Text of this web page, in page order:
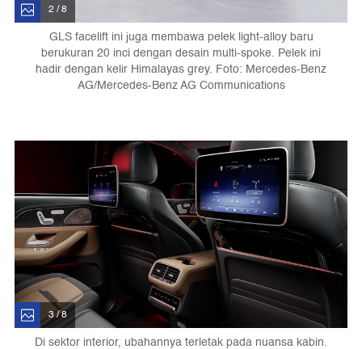
2 / 8
GLS facelift ini juga membawa pelek light-alloy baru
berukuran 20 inci dengan desain multi-spoke. Pelek ini
hadir dengan kelir Himalayas grey. Foto: Mercedes-Benz
AG/Mercedes-Benz AG Communications
3 / 8
Di sektor interior, ubahannya terletak pada nuansa kabin.